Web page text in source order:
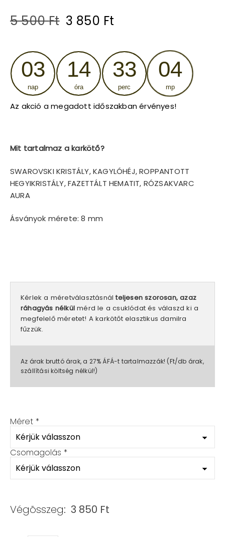
5 500Ft Original
was:
5
500 Ft.
3 850 Ft
is:
3
850 Ft.
03
nap
14
óra
33
perc
03
mp
Az akció a megadott időszakban érvényes!
Mit tartalmaz a karkötő?
SWAROVSKI KRISTÁLY, KAGYLÓHÉJ, ROPPANTOTT
HEGYIKRISTÁLY, FAZETTÁLT HEMATIT, RÓZSAKVARC
AURA
Ásványok mérete: 8 mm
Kérlek a méretválasztásnálteljesen szorosan, azaz
ráhagyás nélkül mérd le a csuklódat és válaszd ki a
megfelelő méretet! A karkötőt elasztikus damilra
fűzzük.
Az árak bruttó árak, a 27% ÁFÁ-t tartalmazzák! (Ft/db árak,
szállítási költség nélkül!)
Méret *
Csomagolás *
Végösszeg: 3 850 Ft